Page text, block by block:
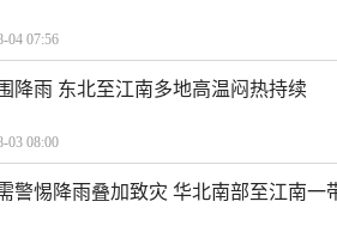
04 07:56
降雨 东北至江南多地高温闷热持续
03 08:00
警惕降雨叠加致灾 华北南部至江南一